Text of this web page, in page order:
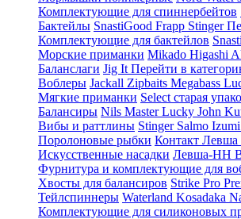
Комплектующие для спиннербейтов
Бактейлы SnastiGood Frapp Stinger
Комплектующие для бактейлов
Морские приманки Mikado Higashi
Баланслаги Jig It Перейти в
Воблеры Jackall Zipbaits Megabass
Мягкие приманки Select старая
Балансиры Nils MasterLucky John
Вибы и раттлины Stinger Salmo Izumi
Поролоновые рыбки Контакт
Искусственные насадки Левша-НН
Фурнитура и комплектующие для
Хвосты для балансиров Strike Pro
Тейлспиннеры Waterland Kosadaka
Комплектующие для силиконовых